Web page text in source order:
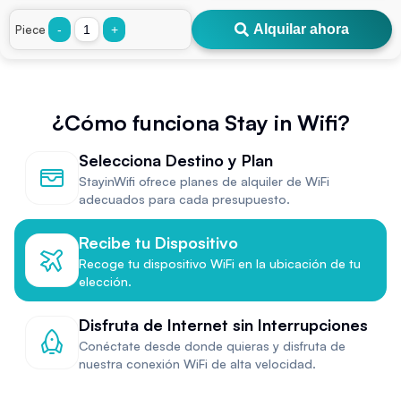
Piece - + Alquilar ahora
¿Cómo funciona Stay in Wifi?
Selecciona Destino y Plan
StayinWifi ofrece planes de alquiler de WiFi
adecuados para cada presupuesto.
Recibe tu Dispositivo
Recoge tu dispositivo WiFi en la ubicación de tu
elección.
Disfruta de Internet sin Interrupciones
Conéctate desde donde quieras y disfruta de
nuestra conexión WiFi de alta velocidad.